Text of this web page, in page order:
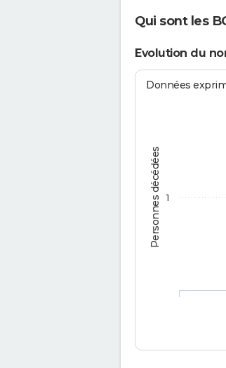
Qui sont les
Evolution du
Personnes décédées
Données
1